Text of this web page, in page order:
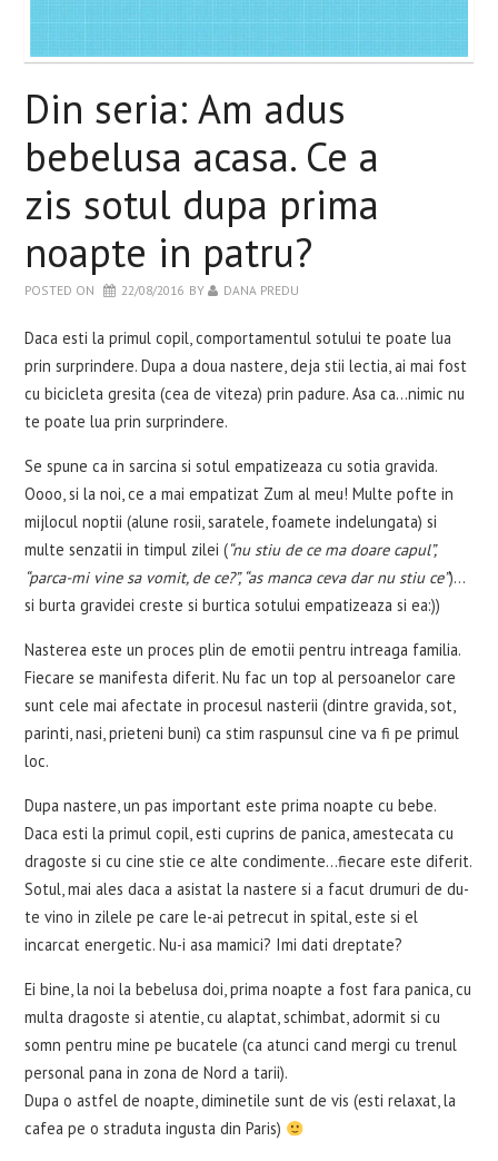
CARTI
CONTACT
Din seria: Am adus
bebelusa acasa. Ce a
zis sotul dupa prima
noapte in patru?
POSTED ON 22/08/2016 BY DANA PREDU
Daca esti la primul copil, comportamentul sotului te poate lua
prin surprindere. Dupa a doua nastere, deja stii lectia, ai mai fost
cu bicicleta gresita (cea de viteza) prin padure. Asa ca…nimic nu
te poate lua prin surprindere.
Se spune ca in sarcina si sotul empatizeaza cu sotia gravida.
Oooo, si la noi, ce a mai empatizat Zum al meu! Multe pofte in
mijlocul noptii (alune rosii, saratele, foamete indelungata) si
multe senzatii in timpul zilei (“nu stiu de ce ma doare capul”,
“parca-mi vine sa vomit, de ce?”, “as manca ceva dar nu stiu ce”)…
si burta gravidei creste si burtica sotului empatizeaza si ea:))
Nasterea este un proces plin de emotii pentru intreaga familia.
Fiecare se manifesta diferit. Nu fac un top al persoanelor care
sunt cele mai afectate in procesul nasterii (dintre gravida, sot,
parinti, nasi, prieteni buni) ca stim raspunsul cine va fi pe primul
loc.
Dupa nastere, un pas important este prima noapte cu bebe.
Daca esti la primul copil, esti cuprins de panica, amestecata cu
dragoste si cu cine stie ce alte condimente…fiecare este diferit.
Sotul, mai ales daca a asistat la nastere si a facut drumuri de du-
te vino in zilele pe care le-ai petrecut in spital, este si el
incarcat energetic. Nu-i asa mamici? Imi dati dreptate?
Ei bine, la noi la bebelusa doi, prima noapte a fost fara panica, cu
multa dragoste si atentie, cu alaptat, schimbat, adormit si cu
somn pentru mine pe bucatele (ca atunci cand mergi cu trenul
personal pana in zona de Nord a tarii).
Dupa o astfel de noapte, diminetile sunt de vis (esti relaxat, la
cafea pe o straduta ingusta din Paris)